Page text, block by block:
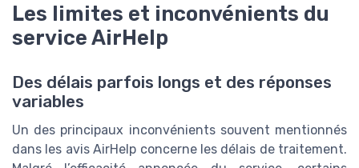
Les limites et inconvénients du
service AirHelp
Des délais parfois longs et des réponses
variables
Un des principaux inconvénients souvent mentionnés
dans les avis AirHelp concerne les délais de traitement.